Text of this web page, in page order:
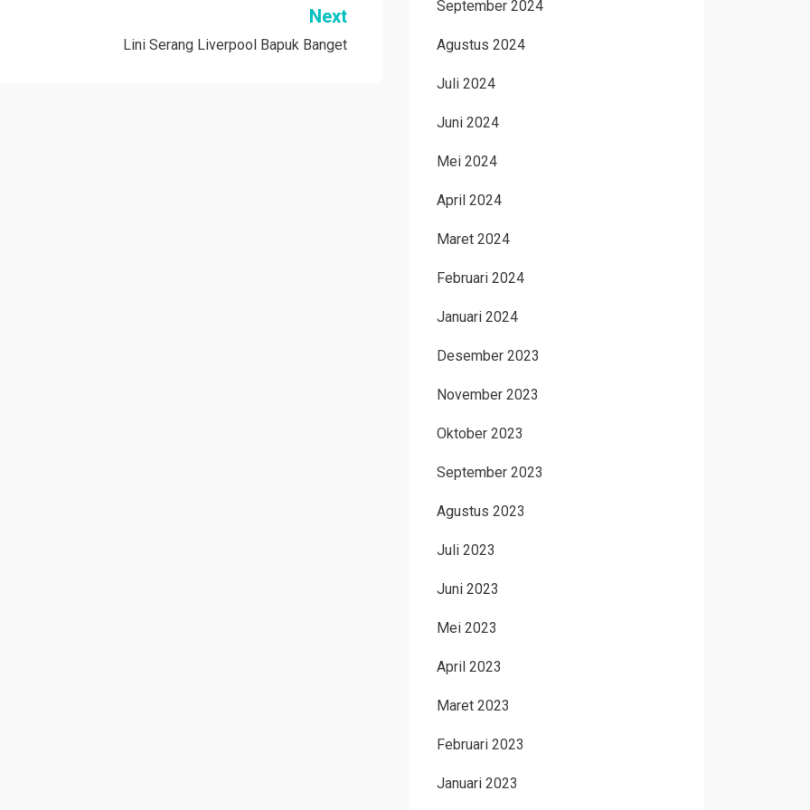
Next
Lini Serang Liverpool Bapuk Banget
September 2024
Agustus 2024
Juli 2024
Juni 2024
Mei 2024
April 2024
Maret 2024
Februari 2024
Januari 2024
Desember 2023
November 2023
Oktober 2023
September 2023
Agustus 2023
Juli 2023
Juni 2023
Mei 2023
April 2023
Maret 2023
Februari 2023
Januari 2023